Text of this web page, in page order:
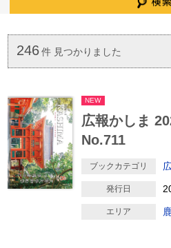
246 件 見つかりました
NEW
広報かしま
No.711
ブックカテゴリ
発行日
エリア